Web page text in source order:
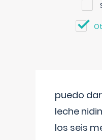
puedo
leche
los seis